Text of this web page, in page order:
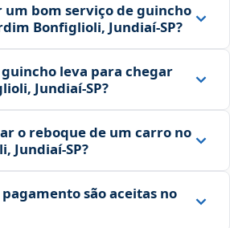
bom serviço de guincho
Bonfiglioli, Jundiaí‑SP?
leva para chegar
Jundiaí‑SP?
o reboque de um carro no
Jundiaí‑SP?
são aceitas no